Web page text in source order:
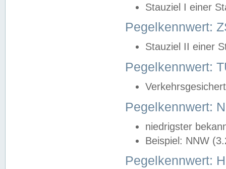
Stauziel I einer
Pegelkennwert:
Stauziel II einer
Pegelkennwert:
Pegelkennwert:
niedrigster
Beispiel: NNW
Pegelkennwert: